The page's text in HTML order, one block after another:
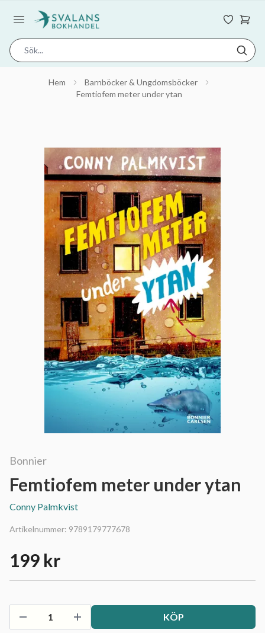
Hem
Barnböcker & Ungdomsböcker
Femtiofem meter under ytan
Bonnier
Femtiofem meter under ytan
Conny Palmkvist
Artikelnummer: 9789179777678
199 kr
KÖP